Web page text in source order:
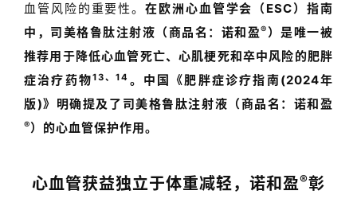
血管风险的重要性。在欧洲心血管学会（ ESC）指南
中， 司美格鲁肽注射液（商品名：诺和盈® ）是唯一被
推荐用于降低心血管死亡、心肌梗死和卒中风险的肥胖
症治疗药物13、14 。中国《肥胖症诊疗指南(2024年
版)》明确提及了 司美格鲁肽注射液（商品名：诺和盈
®） 的心血管保护作用。
心血管获益独立于体重减轻， 诺和盈®彰